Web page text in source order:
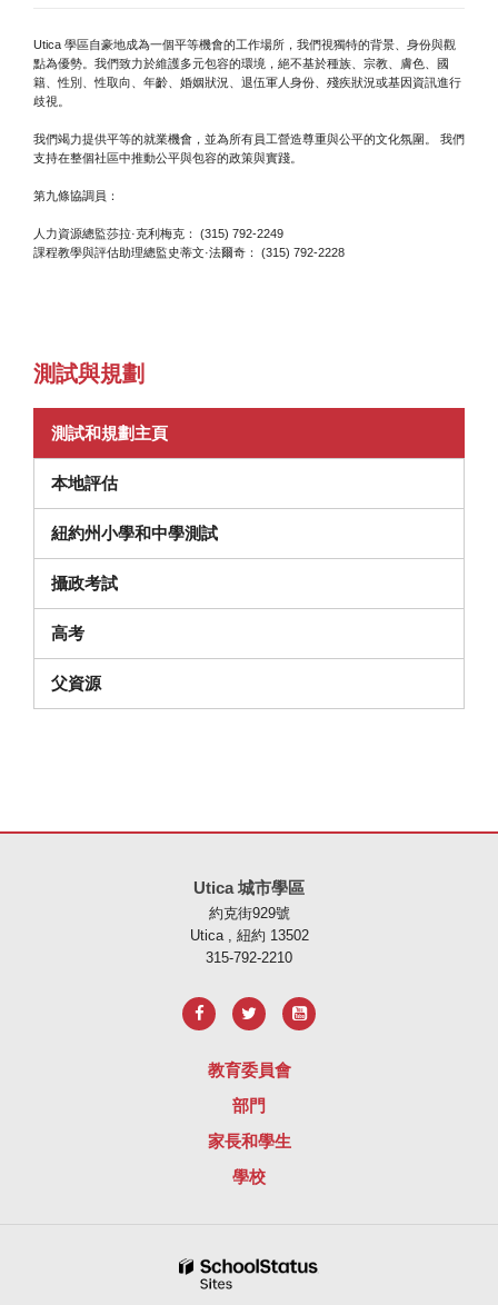
Utica 學區自豪地成為一個平等機會的工作場所，我們視獨特的背景、身份與觀
點為優勢。我們致力於維護多元包容的環境，絕不基於種族、宗教、膚色、國
籍、性別、性取向、年齡、婚姻狀況、退伍軍人身份、殘疾狀況或基因資訊進行
歧視。
我們竭力提供平等的就業機會，並為所有員工營造尊重與公平的文化氛圍。 我們
支持在整個社區中推動公平與包容的政策與實踐。
第九條協調員：
人力資源總監莎拉·克利梅克： (315) 792-2249
課程教學與評估助理總監史蒂文·法爾奇： (315) 792-2228
測試與規劃
測試和規劃主頁
本地評估
紐約州小學和中學測試
攝政考試
高考
父資源
Utica 城市學區
約克街929號
Utica , 紐約 13502
315-792-2210
教育委員會
部門
家長和學生
學校